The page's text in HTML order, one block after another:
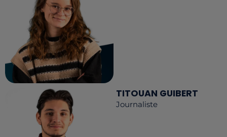
TITOUAN GUIBERT
Journaliste